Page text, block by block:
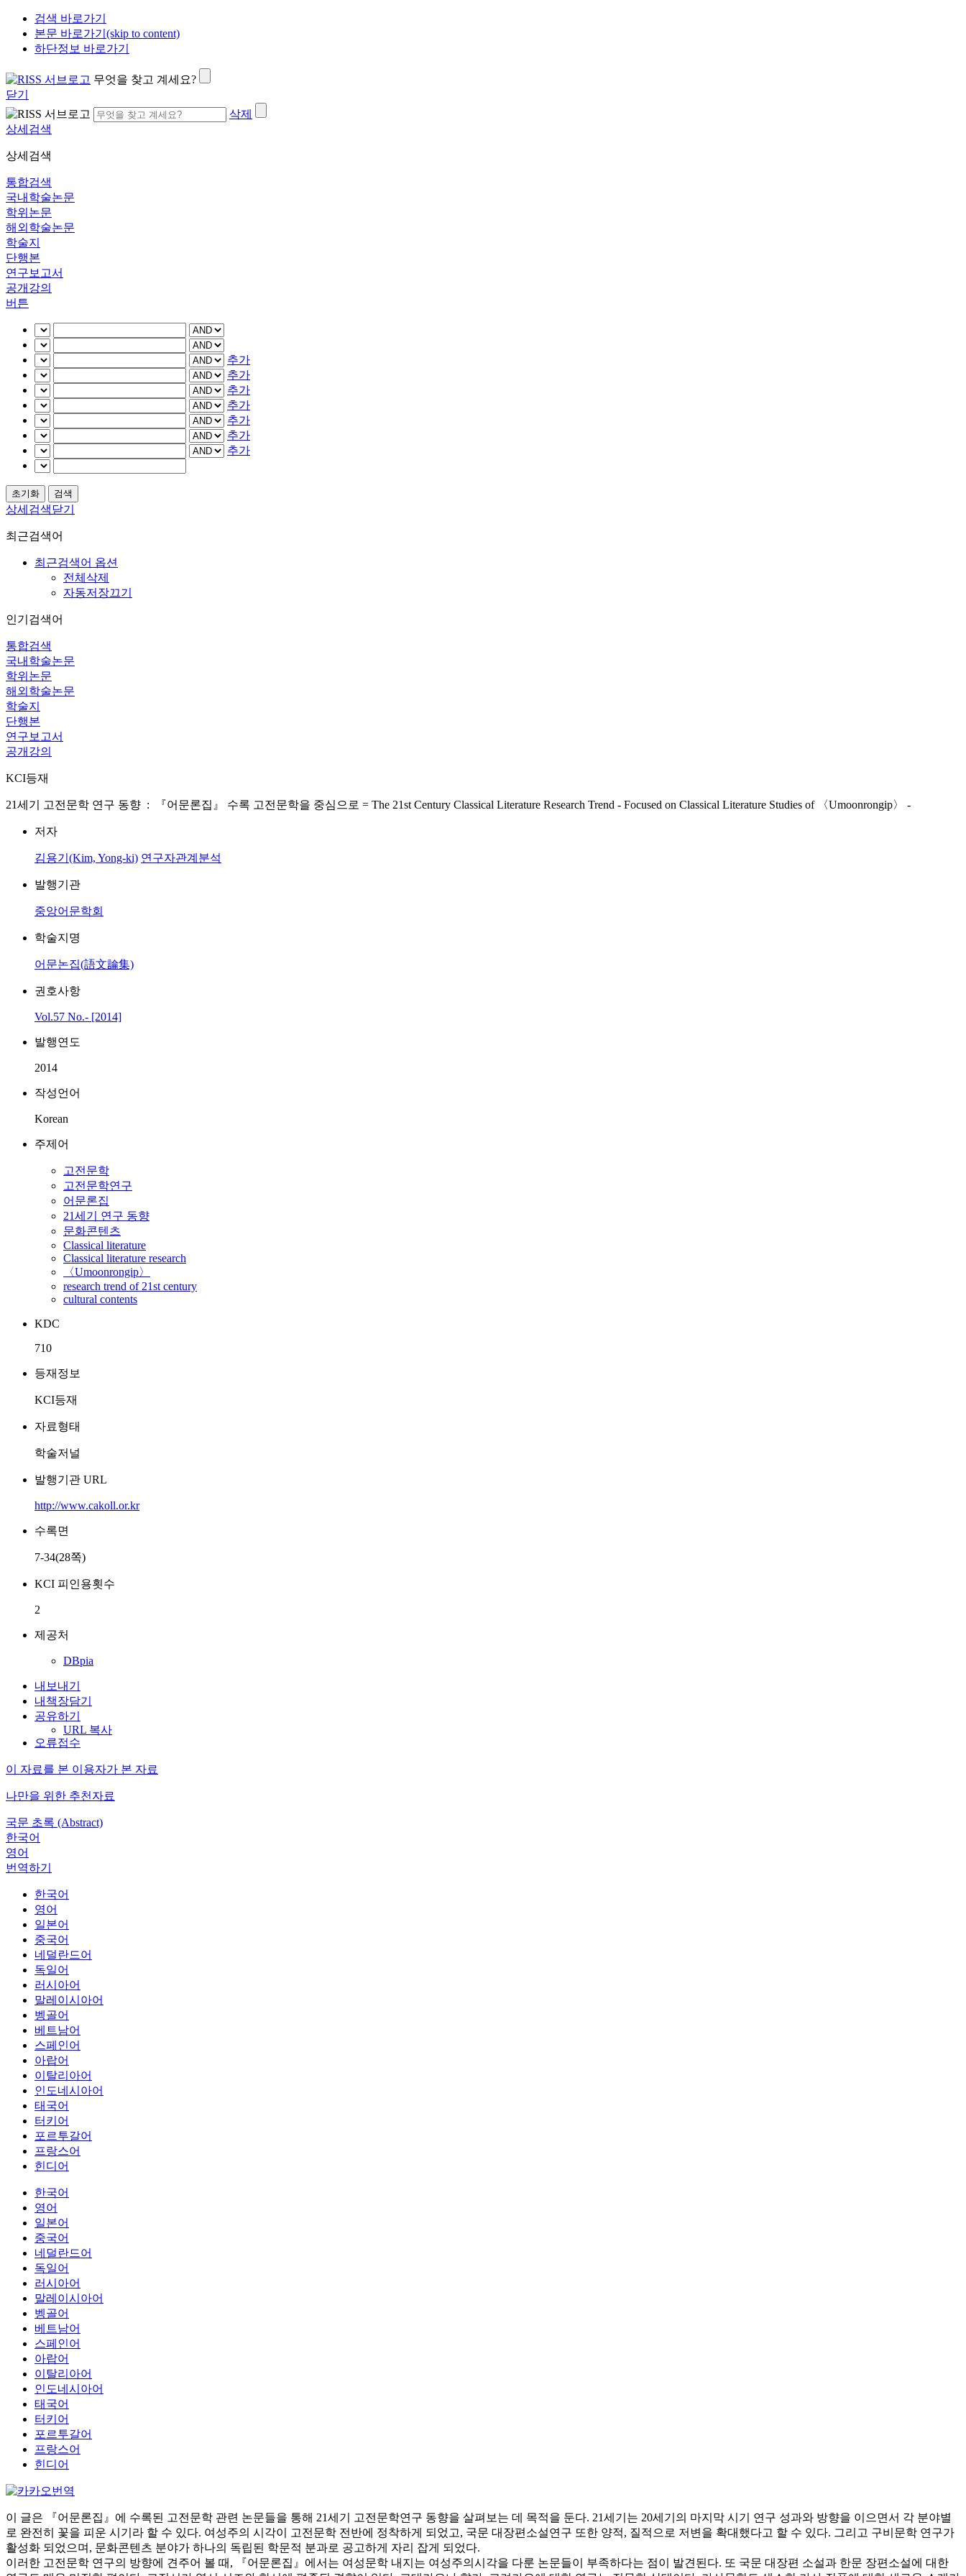
검색 바로가기
본문 바로가기(skip to content)
하단정보 바로가기
무엇을 찾고 계세요?
닫기
삭제
상세검색
상세검색
통합검색
국내학술논문
학위논문
해외학술논문
학술지
단행본
연구보고서
공개강의
버튼
추가
추가
추가
추가
추가
추가
추가
상세검색닫기
최근검색어
최근검색어 옵션
전체삭제
자동저장끄기
인기검색어
통합검색
국내학술논문
학위논문
해외학술논문
학술지
단행본
연구보고서
공개강의
KCI등재
21세기 고전문학 연구 동향 : 『어문론집』 수록 고전문학을 중심으로 = The 21st Century Classical Literature Research Trend - Focused on Classical Literature Studies of 〈Umoonrongip〉 -
저자
김용기(Kim, Yong-ki) 연구자관계분석
발행기관
중앙어문학회
학술지명
어문논집(語文論集)
권호사항
Vol.57 No.- [2014]
발행연도
2014
작성언어
Korean
주제어
고전문학
고전문학연구
어문론집
21세기 연구 동향
문화콘텐츠
Classical literature
Classical literature research
〈Umoonrongip〉
research trend of 21st century
cultural contents
KDC
710
등재정보
KCI등재
자료형태
학술저널
발행기관 URL
http://www.cakoll.or.kr
수록면
7-34(28쪽)
KCI 피인용횟수
2
제공처
DBpia
내보내기
내책장담기
공유하기
URL 복사
오류접수
이 자료를 본 이용자가 본 자료
나만을 위한 추천자료
국문 초록 (Abstract)
한국어
영어
번역하기
한국어
영어
일본어
중국어
네덜란드어
독일어
러시아어
말레이시아어
벵골어
베트남어
스페인어
아랍어
이탈리아어
인도네시아어
태국어
터키어
포르투갈어
프랑스어
힌디어
한국어
영어
일본어
중국어
네덜란드어
독일어
러시아어
말레이시아어
벵골어
베트남어
스페인어
아랍어
이탈리아어
인도네시아어
태국어
터키어
포르투갈어
프랑스어
힌디어
이 글은 『어문론집』에 수록된 고전문학 관련 논문들을 통해 21세기 고전문학연구 동향을 살펴보는 데 목적을 둔다. 21세기는 20세기의 마지막 시기 연구 성과와 방향을 이으면서 각 분야별
로 완전히 꽃을 피운 시기라 할 수 있다. 여성주의 시각이 고전문학 전반에 정착하게 되었고, 국문 대장편소설연구 또한 양적, 질적으로 저변을 확대했다고 할 수 있다. 그리고 구비문학 연구가
활성화 되었으며, 문화콘텐츠 분야가 하나의 독립된 학문적 분과로 공고하게 자리 잡게 되었다.
이러한 고전문학 연구의 방향에 견주어 볼 때, 『어문론집』에서는 여성문학 내지는 여성주의시각을 다룬 논문들이 부족하다는 점이 발견된다. 또 국문 대장편 소설과 한문 장편소설에 대한